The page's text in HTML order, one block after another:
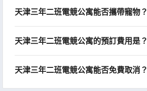
天津三年二班電競公寓能否攜帶寵物？
天津三年二班電競公寓的預訂費用是？
天津三年二班電競公寓能否免費取消？